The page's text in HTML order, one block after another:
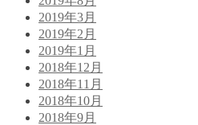
2019年3月
2019年2月
2019年1月
2018年12月
2018年11月
2018年10月
2018年9月